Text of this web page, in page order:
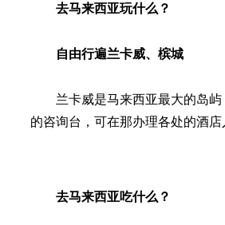
去马来西亚玩什么？
自由行遍兰卡威、槟城
兰卡威是马来西亚最大的岛
的咨询台，可在那办理各处的酒
去马来西亚吃什么？